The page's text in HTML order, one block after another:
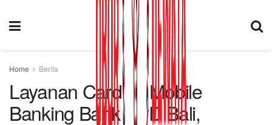
Home Berita
Layanan Cardles Mobile
Banking Bank BPD Bali,